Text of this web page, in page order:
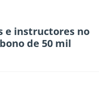
e instructores no
de 50 mil